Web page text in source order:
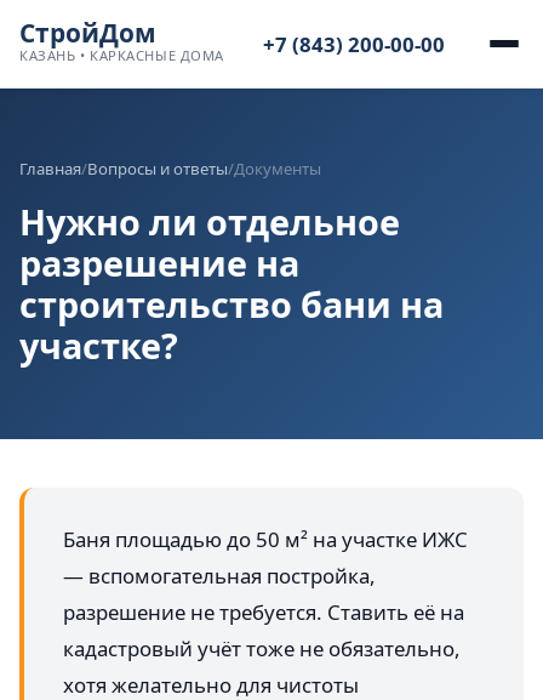
СтройДом
КАЗАНЬ • КАРКАСНЫЕ ДОМА +7 (843) 200-00-00
Главная/Вопросы и ответы/Документы
Нужно ли отдельное
разрешение на
строительство бани на
участке?
Баня площадью до 50 м² на участке ИЖС
— вспомогательная постройка,
разрешение не требуется. Ставить её на
кадастровый учёт тоже не обязательно,
хотя желательно для чистоты